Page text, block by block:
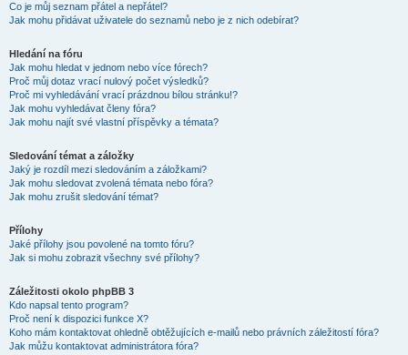
Co je můj seznam přátel a nepřátel?
Jak mohu přidávat uživatele do seznamů nebo je z nich odebírat?
Hledání na fóru
Jak mohu hledat v jednom nebo více fórech?
Proč můj dotaz vrací nulový počet výsledků?
Proč mi vyhledávání vrací prázdnou bílou stránku!?
Jak mohu vyhledávat členy fóra?
Jak mohu najít své vlastní příspěvky a témata?
Sledování témat a záložky
Jaký je rozdíl mezi sledováním a záložkami?
Jak mohu sledovat zvolená témata nebo fóra?
Jak mohu zrušit sledování témat?
Přílohy
Jaké přílohy jsou povolené na tomto fóru?
Jak si mohu zobrazit všechny své přílohy?
Záležitosti okolo phpBB 3
Kdo napsal tento program?
Proč není k dispozici funkce X?
Koho mám kontaktovat ohledně obtěžujících e-mailů nebo právních záležitostí fóra?
Jak můžu kontaktovat administrátora fóra?